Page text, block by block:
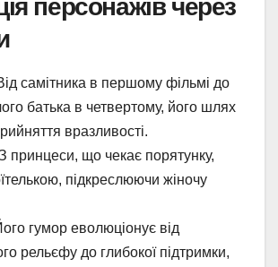
персонажів через
самітника в першому фільмі до
батька в четвертому, його шлях
вразливості.
принцеси, що чекає порятунку,
підкреслюючи жіночу
гумор еволюціонує від
рельєфу до глибокої підтримки,